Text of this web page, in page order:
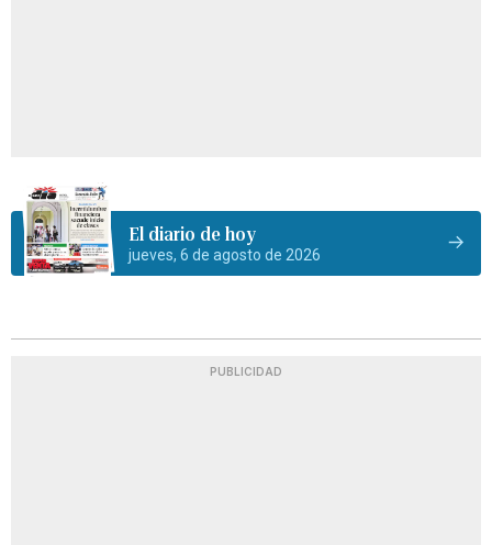
El diario de hoy
jueves, 6 de agosto de 2026
PUBLICIDAD